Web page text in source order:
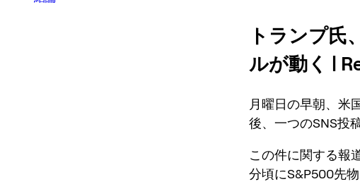
トランプ氏
ルが動く |
月曜日の早朝、米
後、一つのSNS投
この件に関する報
分頃にS&P500先